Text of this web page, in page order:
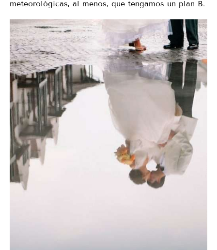
meteorológicas, al menos, que tengamos un plan B.